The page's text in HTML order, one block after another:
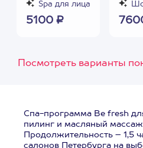
Spa для лица
5100 ₽
Посмотреть варианты
Спа-программа Be fresh
пилинг и масляный
Продолжительность – 1,5
салонов Петербурга на